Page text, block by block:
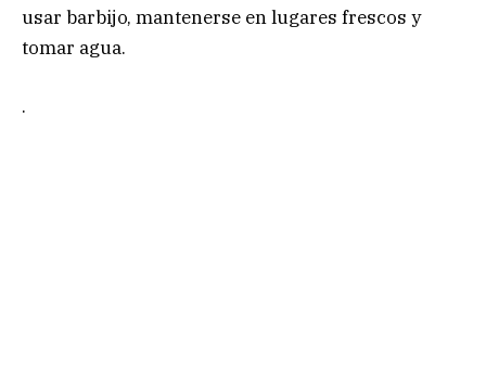
usar barbijo, mantenerse en lugares frescos y
tomar agua.
.